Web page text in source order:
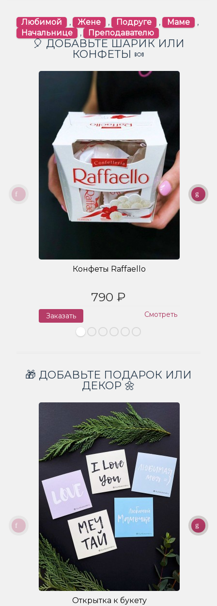
Любимой , Жене , Подруге , Маме
,
Начальнице
, Преподавателю
🎈 ДОБАВЬТЕ ШАРИК ИЛИ
КОНФЕТЫ 🍬
Конфеты Raffaello
790 ₽
Заказать Смотреть
🎁 ДОБАВЬТЕ ПОДАРОК ИЛИ
ДЕКОР 🌼
Открытка к букету